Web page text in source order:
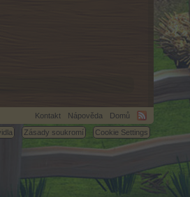
Kontakt Nápověda
Domů
Zásady soukromí Cookie Settings